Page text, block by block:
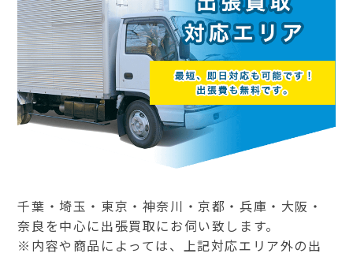
千葉・埼玉・東京・神奈川・京都・兵庫・大阪・
奈良を中心に出張買取にお伺い致します。
※内容や商品によっては、上記対応エリア外の出